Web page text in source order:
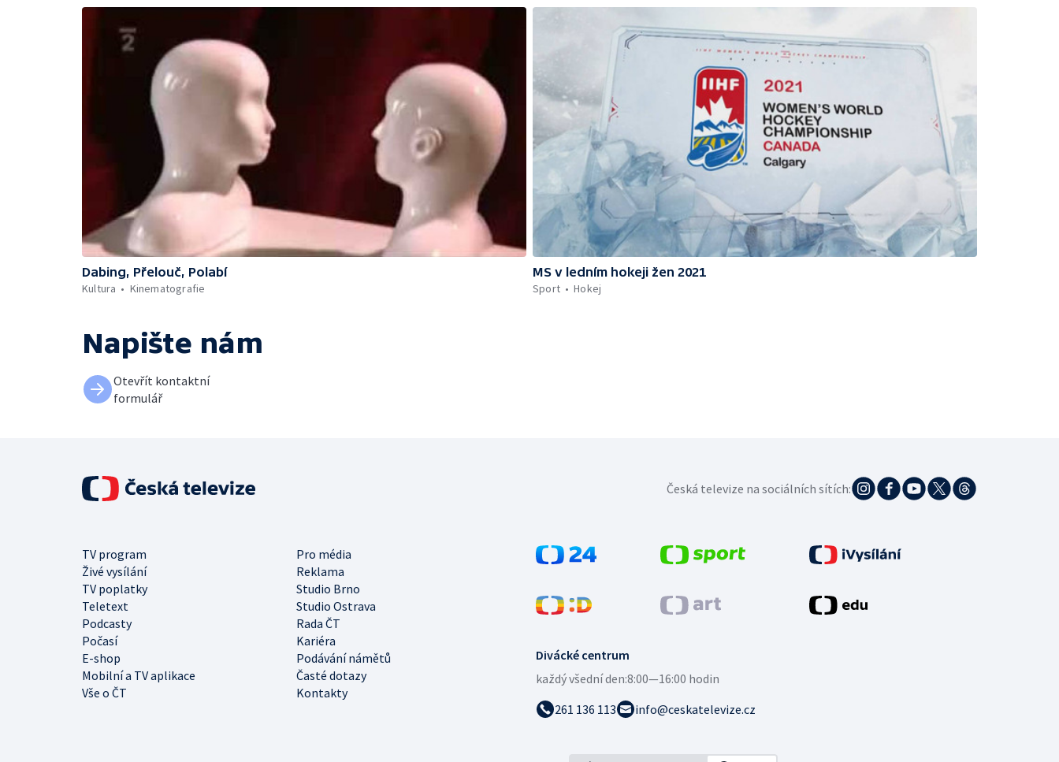
Dabing, Přelouč, Polabí
Kultura
Kinematografie
MS v ledním hokeji žen 2021
Sport
Hokej
Napište nám
Otevřít kontaktní
formulář
Divácké centrum
každý všední den:8:00—16:00 hodin
261 136 113
info@ceskatelevize.cz
TV program
Pro média
Živé vysílání
Reklama
TV poplatky
Studio Brno
Teletext
Studio Ostrava
Podcasty
Rada ČT
Počasí
Kariéra
E-shop
Podávání námětů
Mobilní a TV aplikace
Časté dotazy
Vše o ČT
Kontakty
Česká televize na sociálních sítích: